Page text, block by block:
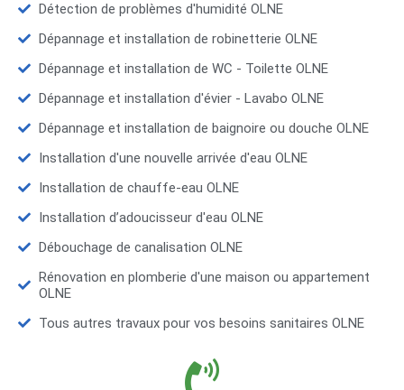
Détection de problèmes d'humidité OLNE
Dépannage et installation de robinetterie OLNE
Dépannage et installation de WC - Toilette OLNE
Dépannage et installation d'évier - Lavabo OLNE
Dépannage et installation de baignoire ou douche OLNE
Installation d'une nouvelle arrivée d'eau OLNE
Installation de chauffe-eau OLNE
Installation d’adoucisseur d'eau OLNE
Débouchage de canalisation OLNE
Rénovation en plomberie d'une maison ou appartement
OLNE
Tous autres travaux pour vos besoins sanitaires OLNE